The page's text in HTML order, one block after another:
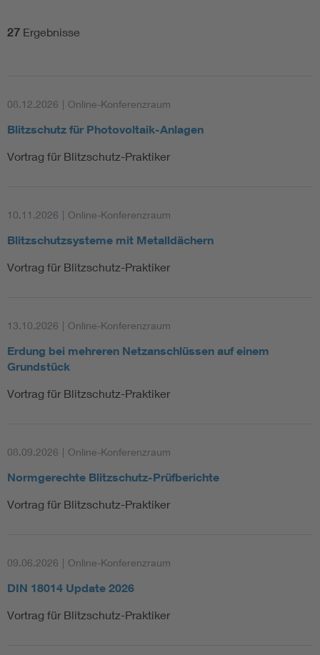
27 Ergebnisse
08.12.2026 | Online-Konferenzraum
Blitzschutz für Photovoltaik-Anlagen
Vortrag für Blitzschutz-Praktiker
10.11.2026 | Online-Konferenzraum
Blitzschutzsysteme mit Metalldächern
Vortrag für Blitzschutz-Praktiker
13.10.2026 | Online-Konferenzraum
Erdung bei mehreren Netzanschlüssen auf einem
Grundstück
Vortrag für Blitzschutz-Praktiker
08.09.2026 | Online-Konferenzraum
Normgerechte Blitzschutz-Prüfberichte
Vortrag für Blitzschutz-Praktiker
09.06.2026 | Online-Konferenzraum
DIN 18014 Update 2026
Vortrag für Blitzschutz-Praktiker